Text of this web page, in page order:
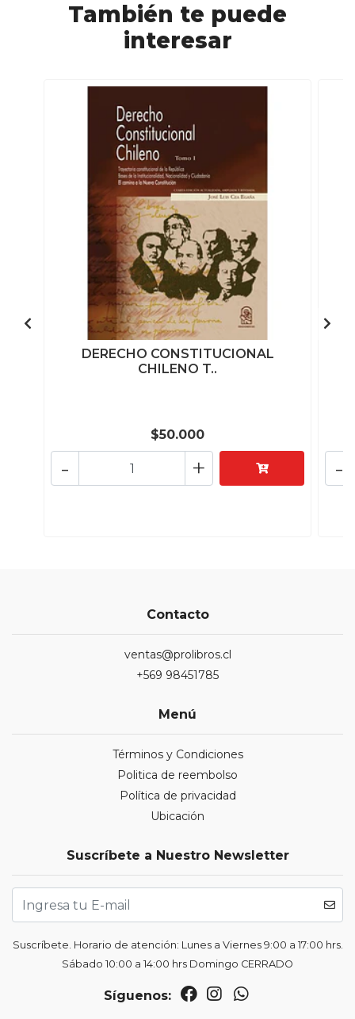
También te puede
interesar
DERECHO CONSTITUCIONAL
CHILENO T..
$50.000
+
- -
Contacto
ventas@prolibros.cl
+569 98451785
Menú
Términos y Condiciones
Politica de reembolso
Política de privacidad
Ubicación
Suscríbete a Nuestro Newsletter
Suscríbete. Horario de atención: Lunes a Viernes 9:00 a 17:00 hrs.
Sábado 10:00 a 14:00 hrs Domingo CERRADO
Síguenos: